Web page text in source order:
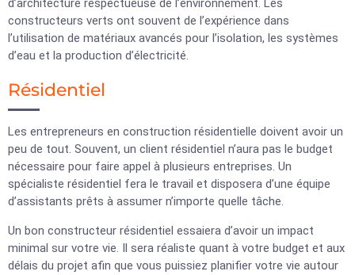
d’architecture respectueuse de l’environnement. Les
constructeurs verts ont souvent de l’expérience dans
l’utilisation de matériaux avancés pour l’isolation, les systèmes
d’eau et la production d’électricité.
Résidentiel
Les entrepreneurs en construction résidentielle doivent avoir un
peu de tout. Souvent, un client résidentiel n’aura pas le budget
nécessaire pour faire appel à plusieurs entreprises. Un
spécialiste résidentiel fera le travail et disposera d’une équipe
d’assistants prêts à assumer n’importe quelle tâche.
Un bon constructeur résidentiel essaiera d’avoir un impact
minimal sur votre vie. Il sera réaliste quant à votre budget et aux
délais du projet afin que vous puissiez planifier votre vie autour